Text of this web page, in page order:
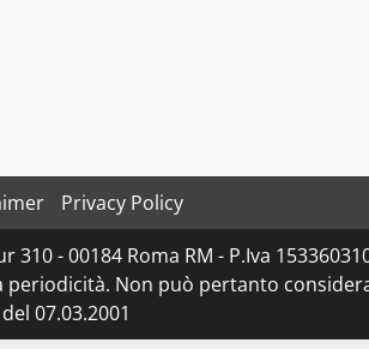
Privacy Policy
- 00184 Roma RM - P.Iva
Non può pertanto
07.03.2001